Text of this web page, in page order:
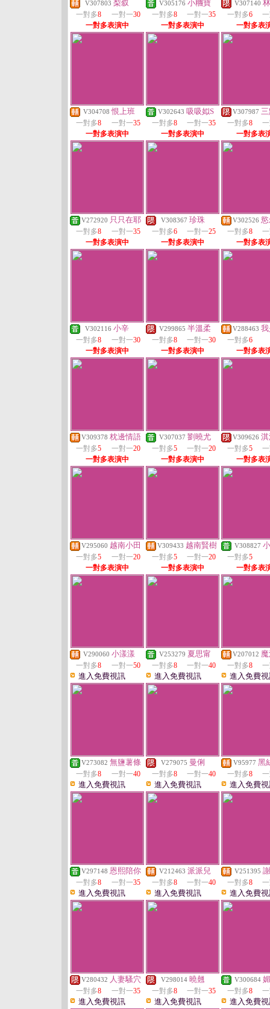
V307803 梨叙
一對多8 一對一30
一對多表演中
V305176 小糰寶
一對多8 一對一35
一對多表演中
V307140
一對多6
一對多表
V304708 恨上班
一對多8 一對一35
一對多表演中
V302643 吸吸姒S
一對多8 一對一35
一對多表演中
V307987
一對多8
一對多表
V272920 只只在耶
一對多8 一對一35
一對多表演中
V308367 珍珠
一對多6 一對一25
一對多表演中
V302526
一對多8
一對多表
V302116 小辛
一對多8 一對一30
一對多表演中
V299865 半溫柔
一對多8 一對一30
一對多表演中
V288463
一對多6
一對多表
V309378 枕邊情語
一對多5 一對一20
一對多表演中
V307037 劉曉尤
一對多5 一對一20
一對多表演中
V309626
一對多5
一對多表
V295060 越南小田
一對多5 一對一20
一對多表演中
V309433 越南賢樹
一對多5 一對一20
一對多表演中
V308827
一對多5
一對多表
V290060 小漾漾
一對多8 一對一50
進入免費視訊
V253279 夏思甯
一對多8 一對一40
進入免費視訊
V207012
一對多8
進入免費
V273082 無鹽薯條
一對多8 一對一40
進入免費視訊
V279075 曼俐
一對多8 一對一40
進入免費視訊
V95977 黑
一對多8
進入免費
V297148 恩熙陪你
一對多8 一對一35
進入免費視訊
V212463 派派兒
一對多8 一對一40
進入免費視訊
V251395
一對多8
進入免費
V280432 人妻騷穴
一對多8 一對一35
進入免費視訊
V298014 曉翹
一對多8 一對一35
進入免費視訊
V300684
一對多8
進入免費